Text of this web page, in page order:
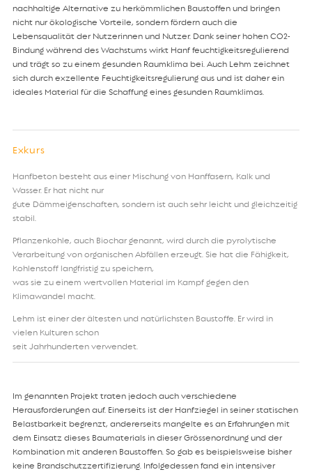
nachhaltige Alternative zu herkömmlichen Baustoffen und bringen
nicht nur ökologische Vorteile, sondern fördern auch die
Lebensqualität der Nutzerinnen und Nutzer. Dank seiner hohen CO2-
Bindung während des Wachstums wirkt Hanf feuchtigkeitsregulierend
und trägt so zu einem gesunden Raumklima bei. Auch Lehm zeichnet
sich durch exzellente Feuchtigkeitsregulierung aus und ist daher ein
ideales Material für die Schaffung eines gesunden Raumklimas.
Exkurs
Hanfbeton besteht aus einer Mischung von Hanffasern, Kalk und
Wasser. Er hat nicht nur
gute Dämmeigenschaften, sondern ist auch sehr leicht und gleichzeitig
stabil.
Pflanzenkohle, auch Biochar genannt, wird durch die pyrolytische
Verarbeitung von organischen Abfällen erzeugt. Sie hat die Fähigkeit,
Kohlenstoff langfristig zu speichern,
was sie zu einem wertvollen Material im Kampf gegen den
Klimawandel macht.
Lehm ist einer der ältesten und natürlichsten Baustoffe. Er wird in
vielen Kulturen schon
seit Jahrhunderten verwendet.
Im genannten Projekt traten jedoch auch verschiedene
Herausforderungen auf. Einerseits ist der Hanfziegel in seiner statischen
Belastbarkeit begrenzt, andererseits mangelte es an Erfahrungen mit
dem Einsatz dieses Baumaterials in dieser Grössenordnung und der
Kombination mit anderen Baustoffen. So gab es beispielsweise bisher
keine Brand­schutz­zertifizierung. Infolgedessen fand ein intensiver